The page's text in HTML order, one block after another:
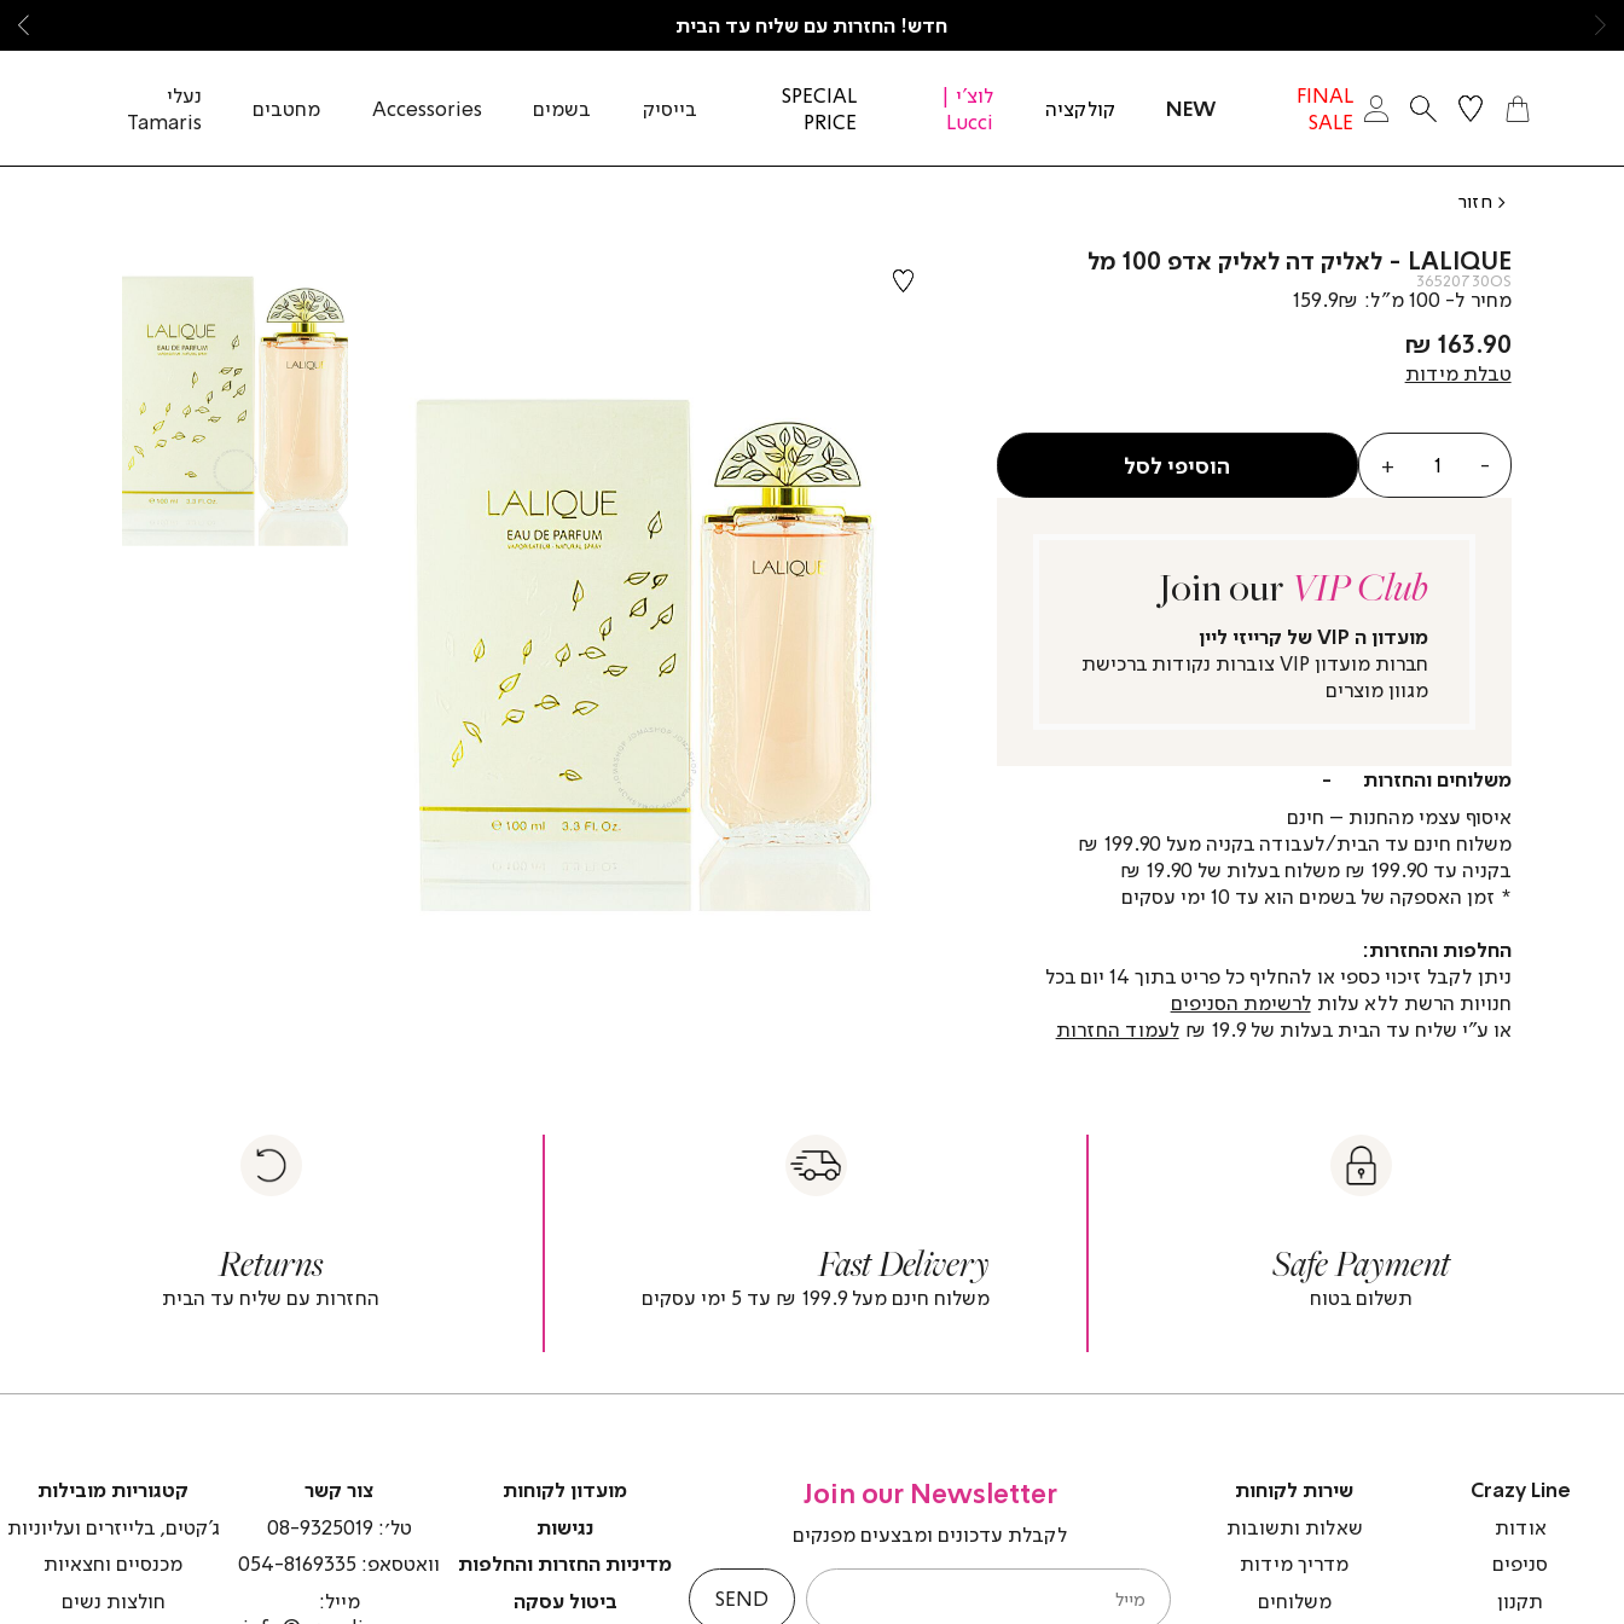
חדש! החזרות עם שליח עד הבית
FINAL
SALE
NEW קולקציה
לוצ'י |
Lucci
SPECIAL
PRICE
בייסיק בשמים Accessories מחטבים
נעלי
Tamaris
חזור
LALIQUE - לאליק דה לאליק אדפ 100 מל
36520730OS
מחיר ל- 100 מ”ל: 159.9₪
מחיר
מוצר
163.90 ₪
טבלת מידות
הוסיפי לסל
Join ourVIP Club
מועדון ה VIP של קרייזי ליין
חברות מועדון VIP צוברות נקודות ברכישת
מגוון מוצרים
משלוחים והחזרות
איסוף עצמי מהחנות – חינם
משלוח חינם עד הבית/לעבודה בקניה מעל 199.90 ₪
בקניה עד 199.90 ₪ משלוח בעלות של 19.90 ₪
* זמן האספקה של בשמים הוא עד 10 ימי עסקים
החלפות והחזרות:
ניתן לקבל זיכוי כספי או להחליף כל פריט בתוך 14 יום בכל
חנויות הרשת ללא עלותלרשימת הסניפים
או ע"י שליח עד הבית בעלות של 19.9 ₪
לעמוד החזרות
safe
footer
banner
(4)
Safe Payment
תשלום בטוח
fast
footer
banner
(4)
Fast Delivery
משלוח חינם מעל 199.9 ₪ עד 5 ימי עסקים
returns
banner
(4)
Returns
החזרות עם שליח עד הבית
Crazy
Crazy Line
אודות
סניפים
תקנון
שירות
שירות לקוחות
שאלות ותשובות
מדריך מידות
משלוחים
Join our Newsletter
לקבלת עדכונים ומבצעים מפנקים
מייל SEND
מועדון לקוחות
נגישות
מדיניות החזרות והחלפות
ביטול עסקה
צור
קשר
צור קשר
טל׳: 08-9325019
וואטסאפ: 054-8169335
מייל:
קטגוריות
מובילות
קטגוריות מובילות
ג'קטים, בלייזרים ועליוניות
מכנסיים וחצאיות
חולצות נשים